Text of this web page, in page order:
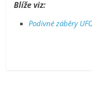
Blíže viz:
Podivné záběry